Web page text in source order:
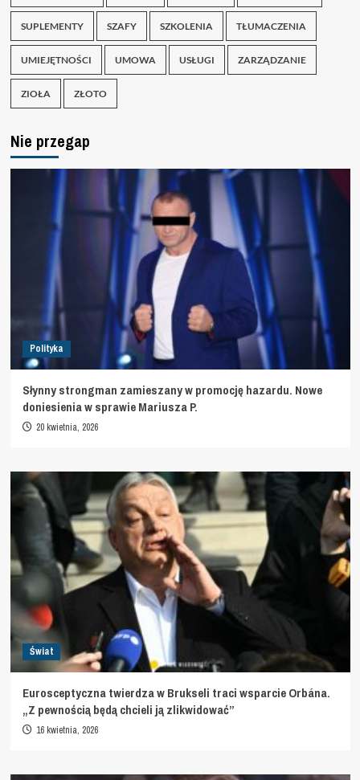
SUPLEMENTY SZAFY SZKOLENIA TŁUMACZENIA
UMIEJĘTNOŚCI UMOWA USŁUGI ZARZĄDZANIE
ZIOŁA ZŁOTO
Nie przegap
Polityka
Słynny strongman zamieszany w promocję hazardu. Nowe
doniesienia w sprawie Mariusza P.
20 kwietnia, 2026
Świat
Eurosceptyczna twierdza w Brukseli traci wsparcie Orbána.
„Z pewnością będą chcieli ją zlikwidować”
16 kwietnia, 2026